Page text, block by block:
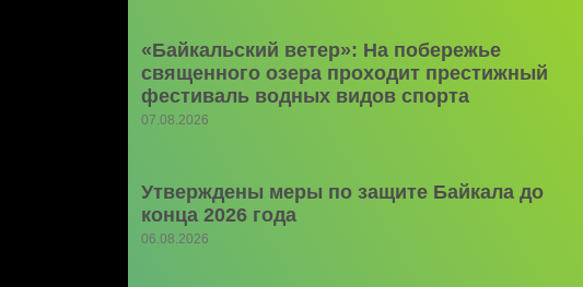
«Байкальский ветер»: На побережье
священного озера проходит престижный
фестиваль водных видов спорта
07.08.2026
Утверждены меры по защите Байкала до
конца 2026 года
06.08.2026